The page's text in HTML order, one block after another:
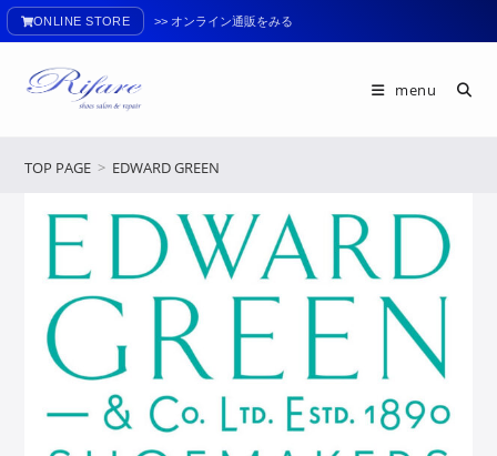
ONLINE STORE >> オンライン通販をみる
menu
TOP PAGE > EDWARD GREEN